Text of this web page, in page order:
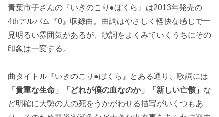
青葉市子さんの『いきのこり●ぼくら』は2013年発売の
4thアルバム『0』収録曲。曲調はやさしく軽快な感じで一
見明るい雰囲気があるが、歌詞をよくみていくうちにその
印象は一変する。
曲タイトル『いきのこり●ぼくら』とある通り、歌詞には
「貴重な生命」「どれが僕の血なのか」「新しい亡骸」 な
ど明確に大勢の人の死をうかがわせる描写がいくつもあ